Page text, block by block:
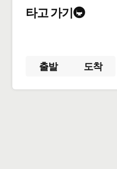
타고 가기🚇
출발 도착